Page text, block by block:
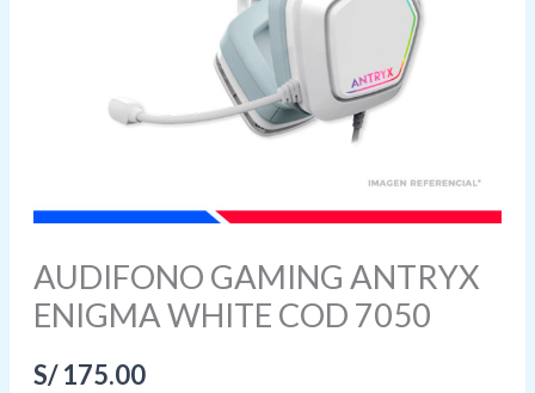
AUDIFONO GAMING ANTRYX
ENIGMA WHITE COD 7050
S/175.00